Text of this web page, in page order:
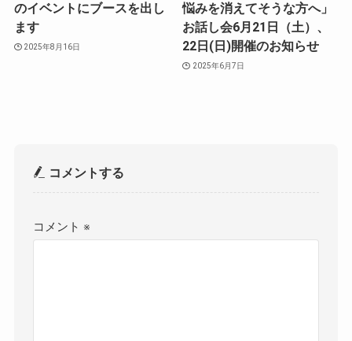
のイベントにブースを出し
ます
2025年8月16日
悩みを消えてそうな方へ」
お話し会6月21日（土）、
22日(日)開催のお知らせ
2025年6月7日
コメントする
コメント※